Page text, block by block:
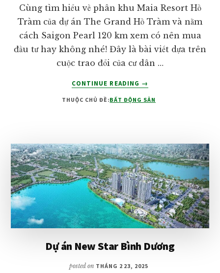
Cùng tìm hiểu về phân khu Maia Resort Hồ
Tràm của dự án The Grand Hồ Tràm và nằm
cách Saigon Pearl 120 km xem có nên mua
đầu tư hay không nhé! Đây là bài viết dựa trên
cuộc trao đổi của cư dân …
CONTINUE READING
VỀMAIA
HỒ
→
THUỘC CHỦ ĐỀ:BẤT ĐỘNG SẢN
Dự án New Star Bình Dương
posted on THÁNG 2 23, 2025